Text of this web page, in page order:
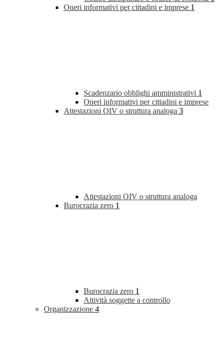
Oneri informativi per cittadini e imprese 1
Scadenzario obblighi amministrativi 1
Oneri informativi per cittadini e imprese
Attestazioni OIV o struttura analoga 3
Attestazioni OIV o struttura analoga
Burocrazia zero 1
Burocrazia zero 1
Attività soggette a controllo
Organizzazione 4